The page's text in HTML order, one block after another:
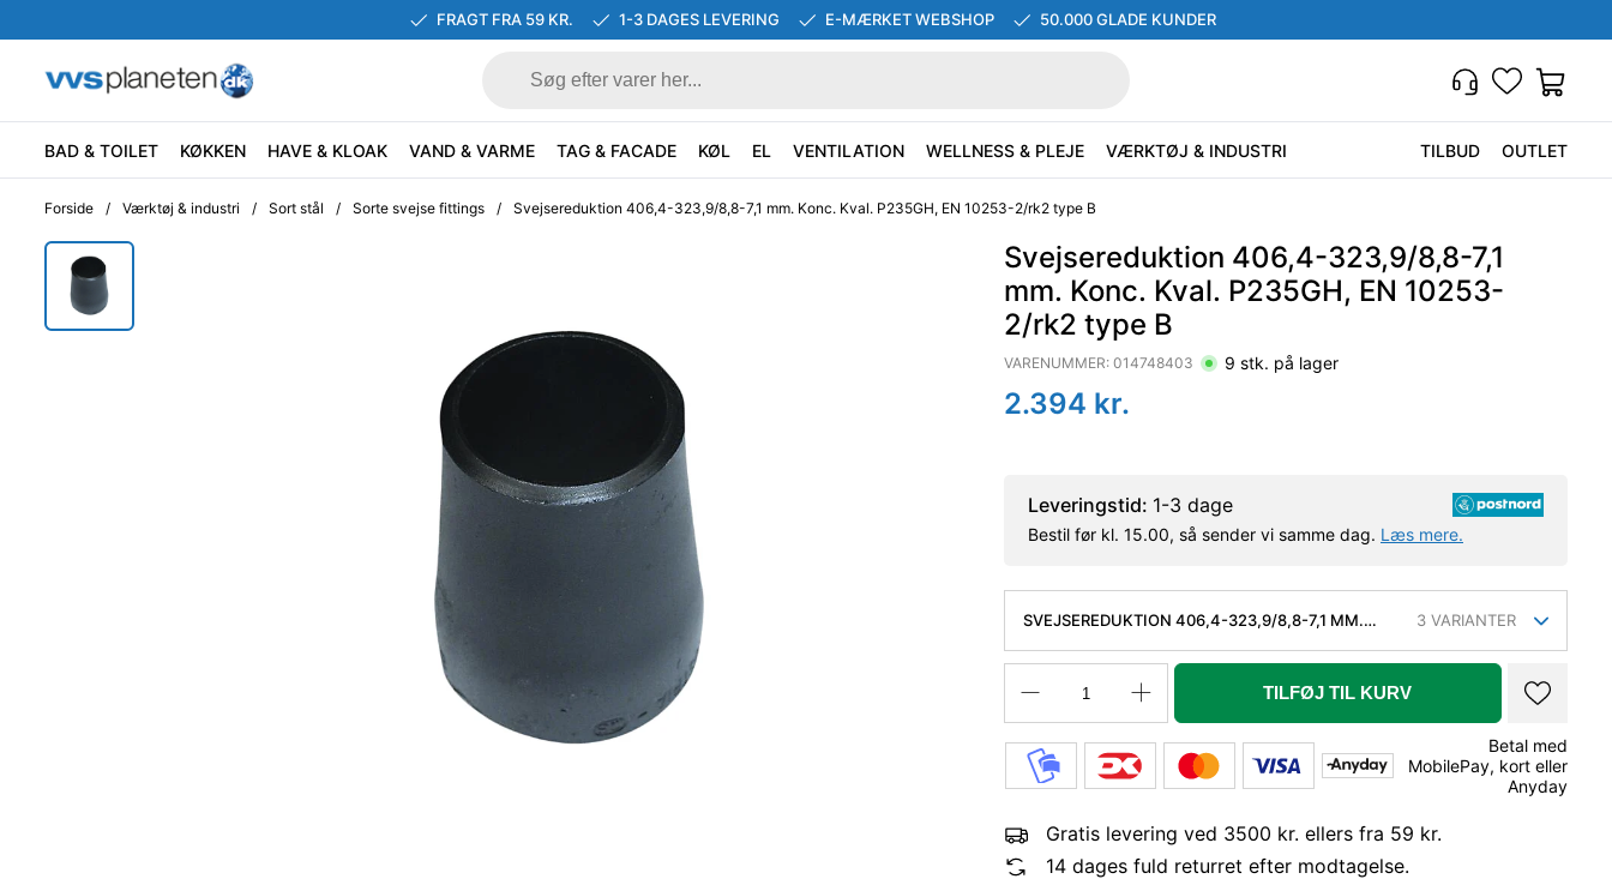
FRAGT FRA 59 KR. 1-3 DAGES LEVERING E-MÆRKET WEBSHOP 50.000 GLADE KUNDER
BAD & TOILET KØKKEN HAVE & KLOAK VAND & VARME TAG & FACADE KØL EL VENTILATION WELLNESS & PLEJE VÆRKTØJ & INDUSTRI TILBUD OUTLET
Forside / Værktøj & industri / Sort stål / Sorte svejse fittings / Svejsereduktion 406,4-323,9/8,8-7,1 mm. Konc. Kval. P235GH, EN 10253-2/rk2 type B
Svejsereduktion 406,4-323,9/8,8-7,1
mm. Konc. Kval. P235GH, EN 10253-
2/rk2 type B
VARENUMMER: 014748403 9 stk. på lager
2.394 kr.
Leveringstid: 1-3 dage
Bestil før kl. 15.00, så sender vi samme dag. Læs mere.
SVEJSEREDUKTION 406,4-323,9/8,8-7,1 MM.
3 VARIANTER
TILFØJ TIL KURV
Betal med
MobilePay, kort eller
Anyday
Gratis levering ved 3500 kr. ellers fra 59 kr.
14 dages fuld returret efter modtagelse.